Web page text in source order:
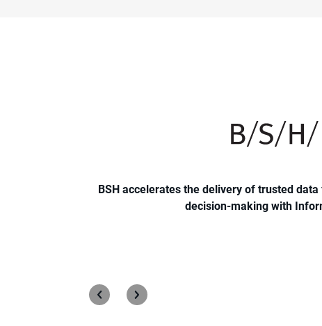
BSH accelerates the delivery of trusted
decision-making with